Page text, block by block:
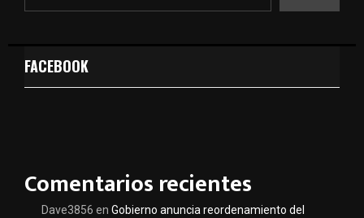
FACEBOOK
Comentarios recientes
Dave3856 en Gobierno anuncia reordenamiento del